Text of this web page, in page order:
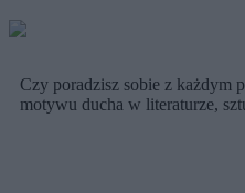
Czy poradzisz sobie z każdym
motywu ducha w literaturze,